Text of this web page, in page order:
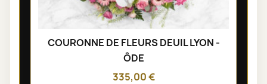
COURONNE DE FLEURS DEUIL LYON -
ÔDE
335,00 €